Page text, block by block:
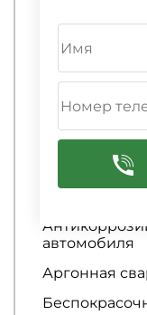
автомобиля
Аргонная